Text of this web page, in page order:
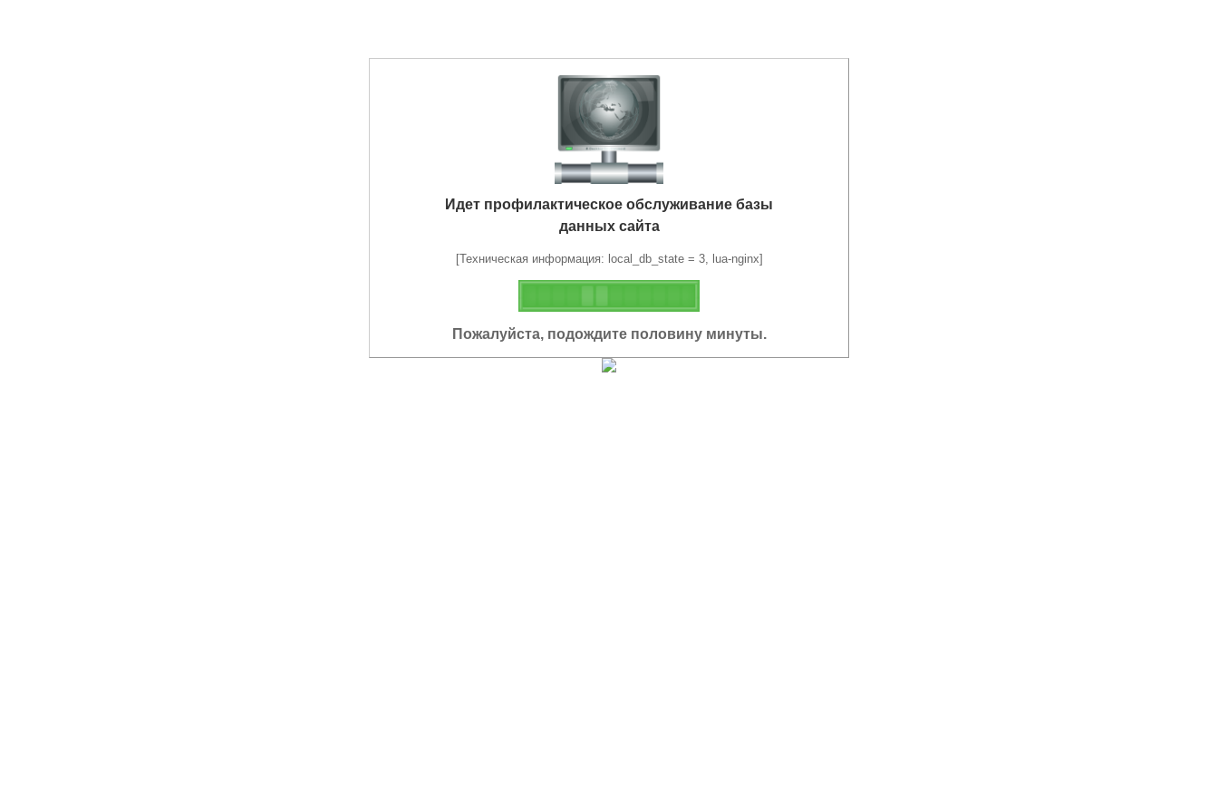
Идет профилактическое обслуживание базы
данных сайта
[Техническая информация: local_db_state = 3, lua-nginx]
Пожалуйста, подождите половину минуты.